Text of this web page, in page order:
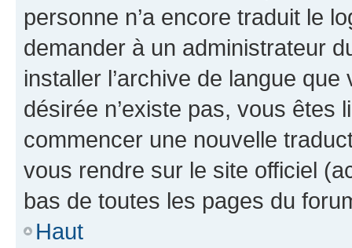
personne n’a encore traduit le
demander à un administrateur
installer l’archive de langue
désirée n’existe pas, vous êtes
commencer une nouvelle
vous rendre sur le site officiel
bas de toutes les pages du
Haut